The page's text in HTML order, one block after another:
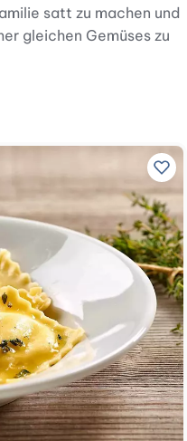
satt zu machen und
gleichen Gemüses zu
Zu